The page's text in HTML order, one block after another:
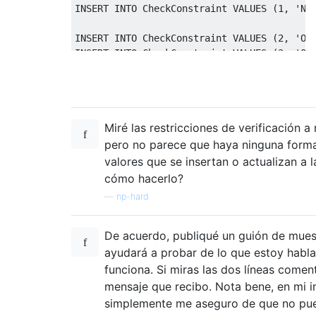
INSERT INTO CheckConstraint VALUES (1 , 'No
INSERT INTO CheckConstraint VALUES (2 ,
INSERT INTO CheckConstraint VALUES (2
SELECT * FROM CheckConstraint ;
-- Id   Name         RecordStatus
-- ---- ------------ ------------
-- 1    No Problems  2
-- 1    No Problems  2
-- 1    No Problems  2
-- 1    No Problems  1
-- 2    Oh no!       1
-- 2    Oh no!       2
TABLE CheckConstraint
DROP CONSTRAINT
Miré las restricciones de verificación a
pero no parece que haya ninguna
valores que se insertan o actualizan a
cómo hacerlo?
np-hard
De acuerdo, publiqué un guión de
ayudará a probar de lo que estoy
funciona. Si miras las dos líneas
mensaje que recibo. Nota bene, en mi
simplemente me aseguro de que no